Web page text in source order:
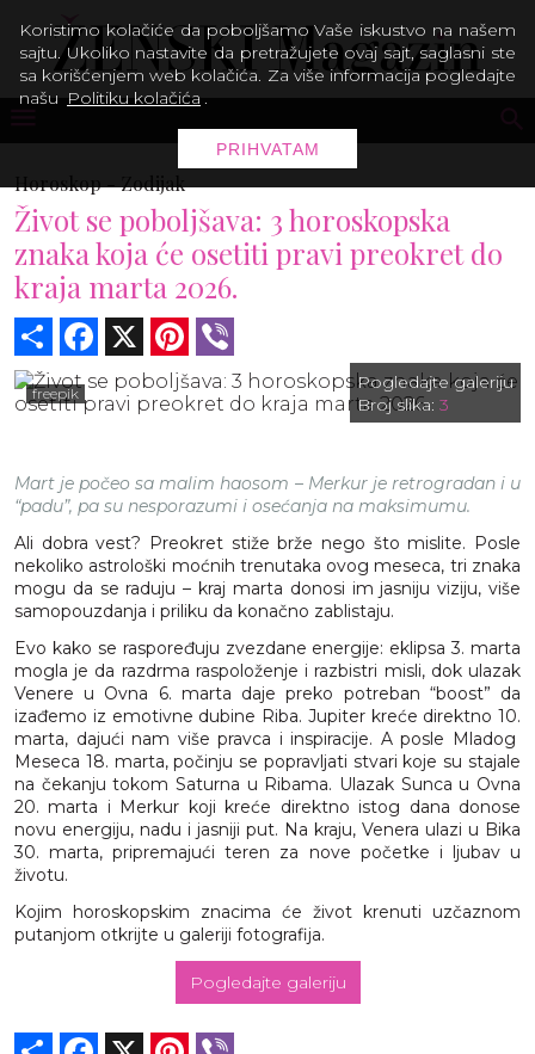
Horoskop -Zodijak
Život se poboljšava: 3 horoskopska
znaka koja će osetiti pravi preokret do
kraja marta 2026.
Share Facebook Pinterest
freepik
Pogledajte galeriju
Broj slika: 3
Mart je počeo sa malim haosom – Merkur je retrogradan i u
“padu”, pa su nesporazumi i osećanja na maksimumu.
Ali dobra vest? Preokret stiže brže nego što mislite. Posle
nekoliko astrološki moćnih trenutaka ovog meseca, tri znaka
mogu da se raduju – kraj marta donosi im jasniju viziju, više
samopouzdanja i priliku da konačno zablistaju.
Evo kako se raspoređuju zvezdane energije: eklipsa 3. marta
mogla je da razdrma raspoloženje i razbistri misli, dok ulazak
Venere u Ovna 6. marta daje preko potreban “boost” da
izađemo iz emotivne dubine Riba. Jupiter kreće direktno 10.
marta, dajući nam više pravca i inspiracije. A posle Mladog
Meseca 18. marta, počinju se popravljati stvari koje su stajale
na čekanju tokom Saturna u Ribama. Ulazak Sunca u Ovna
20. marta i Merkur koji kreće direktno istog dana donose
novu energiju, nadu i jasniji put. Na kraju, Venera ulazi u Bika
30. marta, pripremajući teren za nove početke i ljubav u
životu.
Kojim horoskopskim znacima će život krenuti uzčaznom
putanjom otkrijte u galeriji fotografija.
Pogledajte galeriju
Share Facebook Pinterest
Koristimo kolačiće da poboljšamo Vaše iskustvo na našem
sajtu. Ukoliko nastavite da pretražujete ovaj sajt, saglasni ste
sa korišćenjem web kolačića. Za više informacija pogledajte
našu Politiku kolačića .
PRIHVATAM